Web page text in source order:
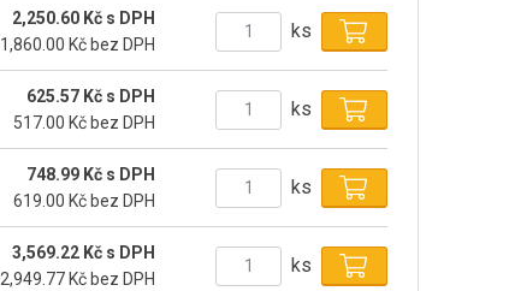
2,250.60 Kč s DPH
1,860.00 Kč bez DPH
ks
625.57 Kč s DPH
517.00 Kč bez DPH
ks
748.99 Kč s DPH
619.00 Kč bez DPH
ks
3,569.22 Kč s DPH
2,949.77 Kč bez DPH
ks